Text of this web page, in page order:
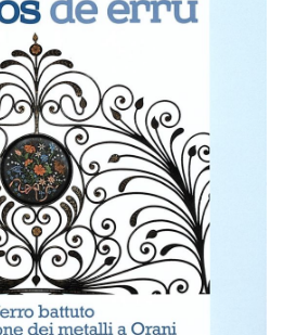
Aggiungi